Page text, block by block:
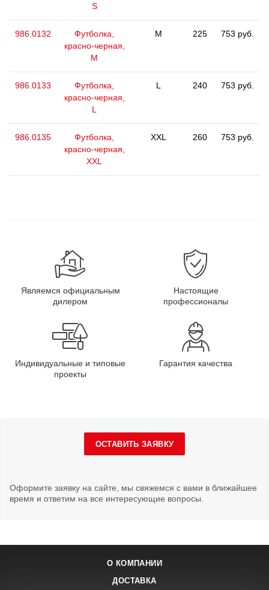
S
986.0132
Футболка,
красно-черная,
M
M 225 753 руб.
986.0133
Футболка,
красно-черная,
L
L 240 753 руб.
986.0135
Футболка,
красно-черная,
XXL
XXL 260 753 руб.
Являемся официальным
дилером
Настоящие
профессионалы
Индивидуальные и типовые
проекты
Гарантия качества
ОСТАВИТЬ ЗАЯВКУ
Оформите заявку на сайте, мы свяжемся с вами в ближайшее
время и ответим на все интересующие вопросы.
О КОМПАНИИ
ДОСТАВКА